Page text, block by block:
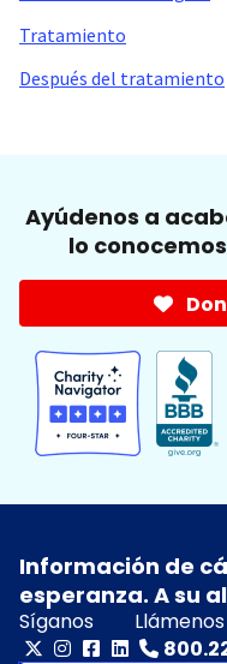
Tratamiento
Después del tratamiento
Ayúdenos a
lo
Información de
esperanza. A su
Síganos
Llámenos